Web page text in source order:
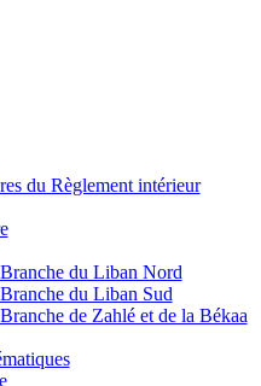
du Règlement intérieur
du Liban Nord
du Liban Sud
de Zahlé et de la Békaa